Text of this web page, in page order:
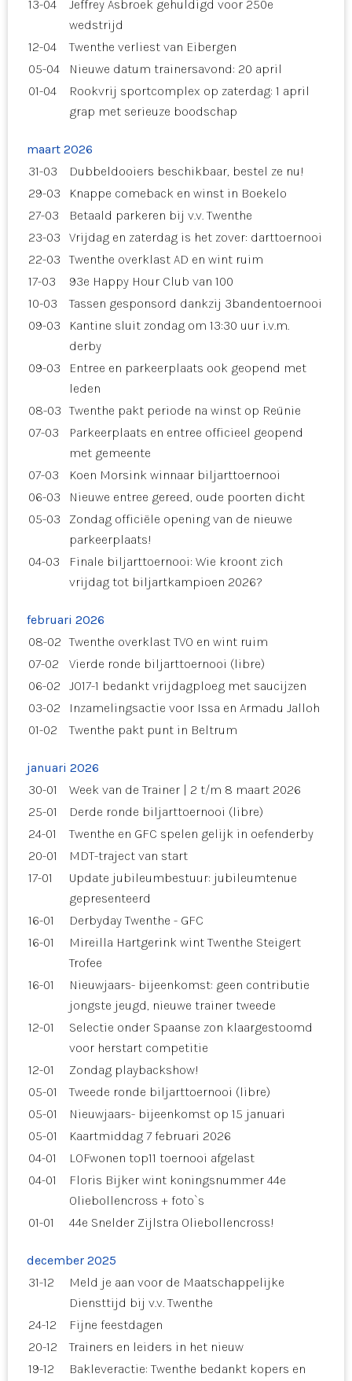
13-04
Jeffrey Asbroek gehuldigd voor 250e
wedstrijd
12-04
Twenthe verliest van Eibergen
05-04
Nieuwe datum trainersavond: 20 april
01-04
Rookvrij sportcomplex op zaterdag: 1 april
grap met serieuze boodschap
maart 2026
31-03
Dubbeldooiers beschikbaar, bestel ze nu!
29-03
Knappe comeback en winst in Boekelo
27-03
Betaald parkeren bij v.v. Twenthe
23-03
Vrijdag en zaterdag is het zover: darttoernooi
22-03
Twenthe overklast AD en wint ruim
17-03
93e Happy Hour Club van 100
10-03
Tassen gesponsord dankzij 3bandentoernooi
09-03
Kantine sluit zondag om 13:30 uur i.v.m.
derby
09-03
Entree en parkeerplaats ook geopend met
leden
08-03 Twenthe pakt periode na winst op Reünie
07-03
Parkeerplaats en entree officieel geopend
met gemeente
07-03
Koen Morsink winnaar biljarttoernooi
06-03
Nieuwe entree gereed, oude poorten dicht
05-03
Zondag officiële opening van de nieuwe
parkeerplaats!
04-03
Finale biljarttoernooi: Wie kroont zich
vrijdag tot biljartkampioen 2026?
februari 2026
08-02 Twenthe overklast TVO en wint ruim
07-02
Vierde ronde biljarttoernooi (libre)
06-02
JO17-1 bedankt vrijdagploeg met saucijzen
03-02
Inzamelingsactie voor Issa en Armadu Jalloh
01-02
Twenthe pakt punt in Beltrum
januari 2026
30-01
Week van de Trainer | 2 t/m 8 maart 2026
25-01
Derde ronde biljarttoernooi (libre)
24-01
Twenthe en GFC spelen gelijk in oefenderby
20-01
MDT-traject van start
17-01
Update jubileumbestuur: jubileumtenue
gepresenteerd
16-01
Derbyday Twenthe - GFC
16-01
Mireilla Hartgerink wint Twenthe Steigert
Trofee
16-01
Nieuwjaars- bijeenkomst: geen contributie
jongste jeugd, nieuwe trainer tweede
12-01
Selectie onder Spaanse zon klaargestoomd
voor herstart competitie
12-01
Zondag playbackshow!
05-01
Tweede ronde biljarttoernooi (libre)
05-01
Nieuwjaars- bijeenkomst op 15 januari
05-01
Kaartmiddag 7 februari 2026
04-01
LOFwonen top11 toernooi afgelast
04-01
Floris Bijker wint koningsnummer 44e
Oliebollencross + foto`s
01-01
44e Snelder Zijlstra Oliebollencross!
december 2025
31-12
Meld je aan voor de Maatschappelijke
Diensttijd bij v.v. Twenthe
24-12
Fijne feestdagen
20-12
Trainers en leiders in het nieuw
19-12
Bakleveractie: Twenthe bedankt kopers en